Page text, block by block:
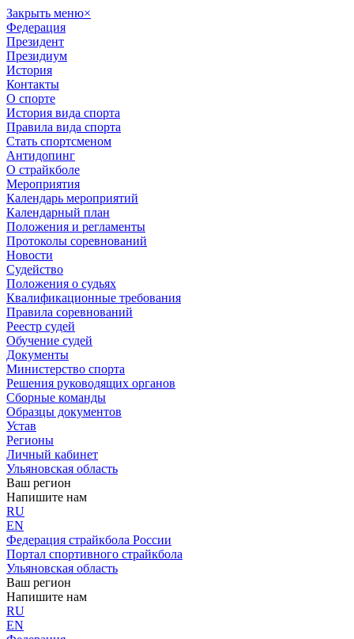
Закрыть меню×
Федерация
Президент
Президиум
История
Контакты
О спорте
История вида спорта
Правила вида спорта
Стать спортсменом
Антидопинг
О страйкболе
Мероприятия
Календарь мероприятий
Календарный план
Положения и регламенты
Протоколы соревнований
Новости
Судейство
Положения о судьях
Квалификационные требования
Правила соревнований
Реестр судей
Обучение судей
Документы
Министерство спорта
Решения руководящих органов
Сборные команды
Образцы документов
Устав
Регионы
Личный кабинет
Ульяновская область
Ваш регион
Напишите нам
RU
EN
Федерация страйкбола России
Портал спортивного страйкбола
Ульяновская область
Ваш регион
Напишите нам
RU
EN